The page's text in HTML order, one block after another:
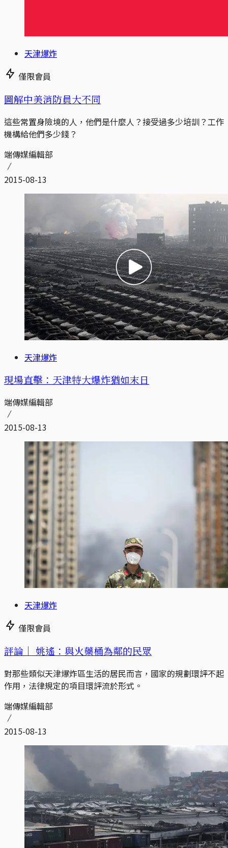
天津爆炸
僅限會員
圖解中美消防員大不同
這些常置身險境的人，他們是什麼人？接受過多少培訓？工作
機構給他們多少錢？
端傳媒編輯部
2015-08-13
天津爆炸
現場直擊：天津特大爆炸猶如末日
端傳媒編輯部
2015-08-13
天津爆炸
僅限會員
評論｜ 姚遙：與火藥桶為鄰的民眾
對那些類似天津爆炸區生活的居民而言，國家的規劃環評不起
作用，法律規定的項目環評流於形式。
端傳媒編輯部
2015-08-13